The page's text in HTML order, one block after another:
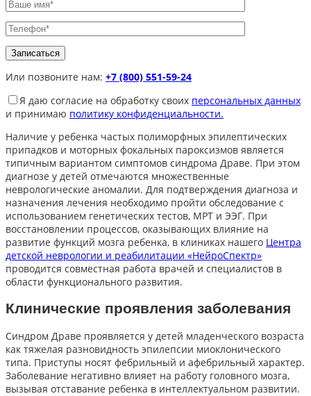
Или позвоните нам: +7 (800) 551-59-24
Я даю согласие на обработку своих персональных данных
и принимаю политику конфиденциальности.
Наличие у ребенка частых полиморфных эпилептических
припадков и моторных фокальных пароксизмов является
типичным вариантом симптомов синдрома Драве. При этом
диагнозе у детей отмечаются множественные
неврологические аномалии. Для подтверждения диагноза и
назначения лечения необходимо пройти обследование с
использованием генетических тестов, МРТ и ЭЭГ. При
восстановлении процессов, оказывающих влияние на
развитие функций мозга ребенка, в клиниках нашего Центра
детской неврологии и реабилитации «НейроСпектр»
проводится совместная работа врачей и специалистов в
области функционального развития.
Клинические проявления заболевания
Синдром Драве проявляется у детей младенческого возраста
как тяжелая разновидность эпилепсии миоклонического
типа. Приступы носят фебрильный и афебрильный характер.
Заболевание негативно влияет на работу головного мозга,
вызывая отставание ребенка в интеллектуальном развитии.